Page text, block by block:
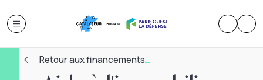
Retour aux financements